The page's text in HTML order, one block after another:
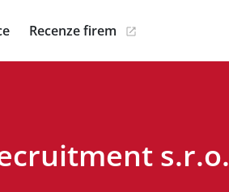
Recenze firem
s.r.o.